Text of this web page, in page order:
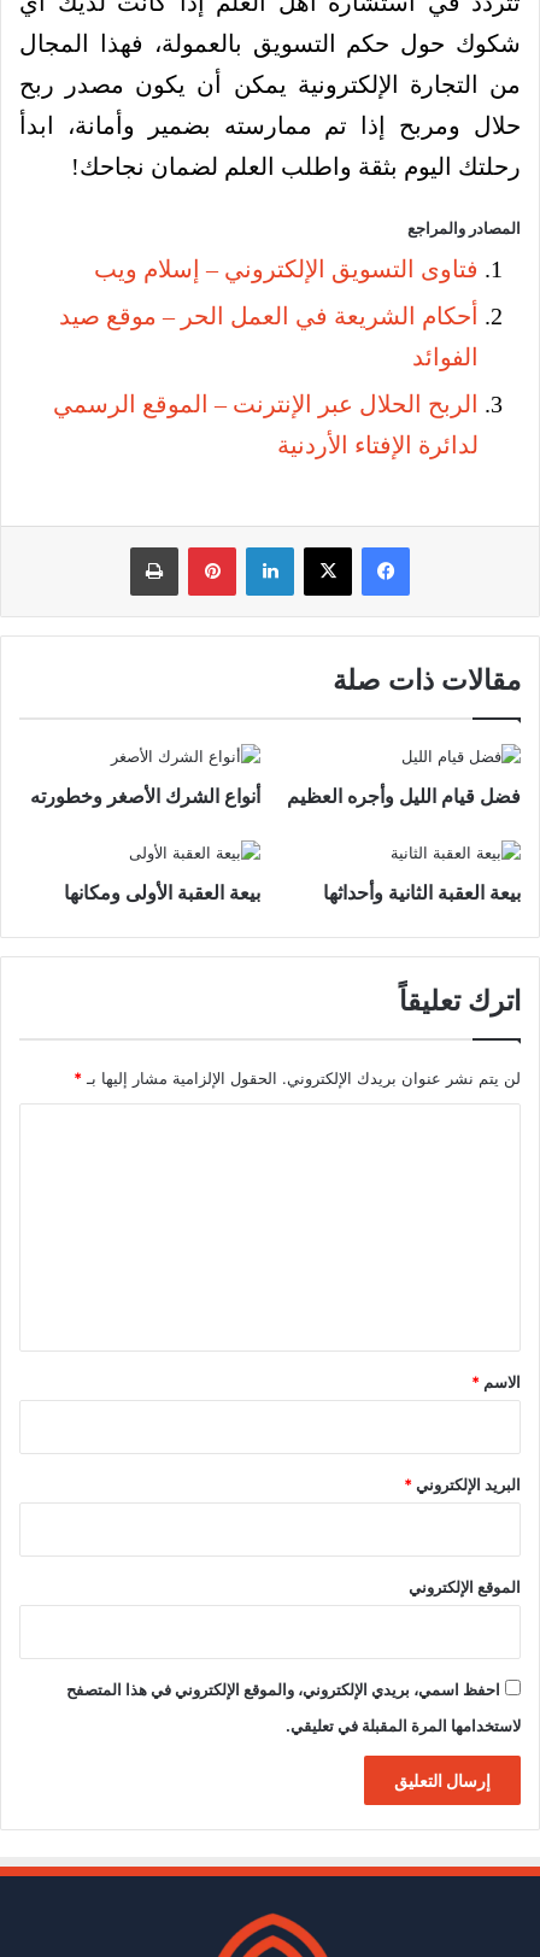
شكوك حول حكم التسويق بالعمولة، فهذا المجال
من التجارة الإلكترونية يمكن أن يكون مصدر ربح
حلال ومربح إذا تم ممارسته بضمير وأمانة، ابدأ
رحلتك اليوم بثقة واطلب العلم لضمان نجاحك!
المصادر والمراجع
فتاوى التسويق الإلكتروني – إسلام ويب
أحكام الشريعة في العمل الحر – موقع صيد
الفوائد
الربح الحلال عبر الإنترنت – الموقع الرسمي
لدائرة الإفتاء الأردنية
فيسبوك لينكدإن بينتيريست
مقالات ذات صلة
فضل قيام الليل وأجره العظيم أنواع الشرك الأصغر وخطورته
بيعة العقبة الثانية وأحداثها بيعة العقبة الأولى ومكانها
اترك تعليقاً
لن يتم نشر عنوان بريدك الإلكتروني. الحقول الإلزامية مشار إليها بـ *
*
الاسم *
البريد الإلكتروني*
الموقع الإلكتروني
احفظ اسمي، بريدي الإلكتروني، والموقع الإلكتروني في هذا المتصفح
لاستخدامها المرة المقبلة في تعليقي.